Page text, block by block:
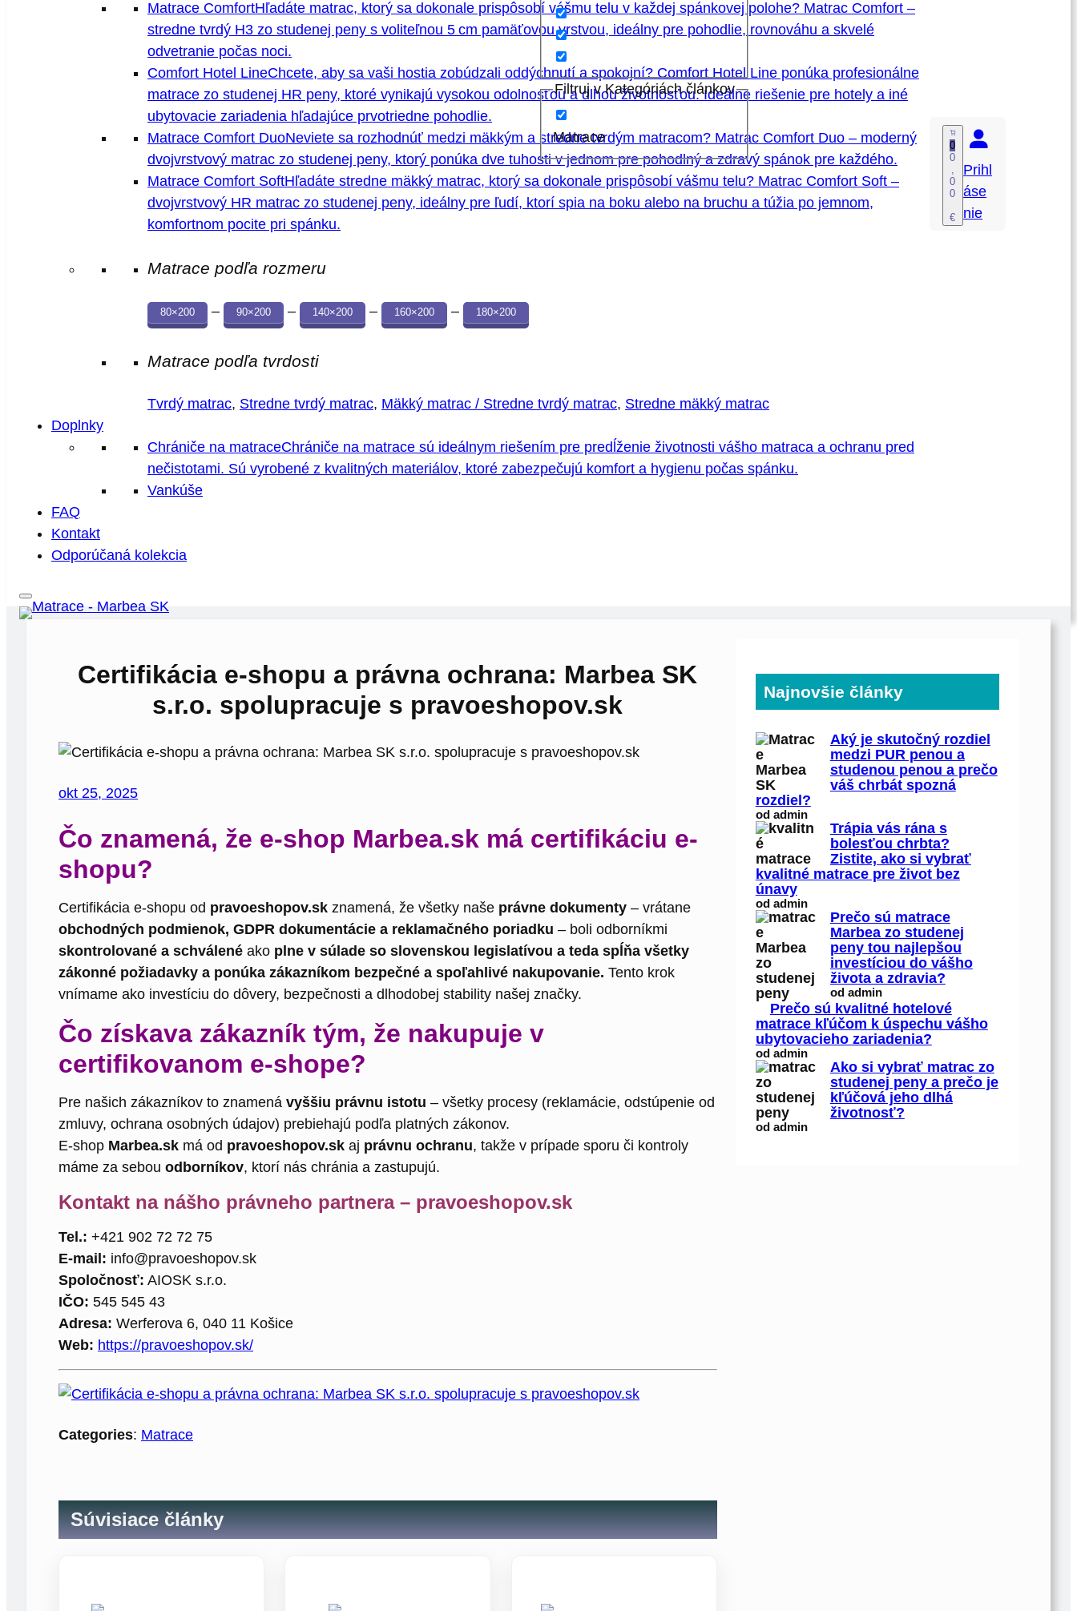
Filtruj v Kategóriách článkov
Matrace
Matrace ComfortHľadáte matrac, ktorý sa dokonale prispôsobí vášmu telu v každej spánkovej polohe? Matrac Comfort –
stredne tvrdý H3 zo studenej peny s voliteľnou 5 cm pamäťovou vrstvou, ideálny pre pohodlie, rovnováhu a skvelé
odvetranie počas noci.
Comfort Hotel LineChcete, aby sa vaši hostia zobúdzali oddýchnutí a spokojní? Comfort Hotel Line ponúka profesionálne
matrace zo studenej HR peny, ktoré vynikajú vysokou odolnosťou a dlhou životnosťou. Ideálne riešenie pre hotely a iné
ubytovacie zariadenia hľadajúce prvotriedne pohodlie.
Matrace Comfort DuoNeviete sa rozhodnúť medzi mäkkým a stredne tvrdým matracom? Matrac Comfort Duo – moderný
dvojvrstvový matrac zo studenej peny, ktorý ponúka dve tuhosti v jednom pre pohodlný a zdravý spánok pre každého.
Matrace Comfort SoftHľadáte stredne mäkký matrac, ktorý sa dokonale prispôsobí vášmu telu? Matrac Comfort Soft –
dvojvrstvový HR matrac zo studenej peny, ideálny pre ľudí, ktorí spia na boku alebo na bruchu a túžia po jemnom,
komfortnom pocite pri spánku.
Matrace podľa rozmeru
80×200 – 90×200 – 140×200 – 160×200 – 180×200
Matrace podľa tvrdosti
Tvrdý matrac, Stredne tvrdý matrac, Mäkký matrac / Stredne tvrdý matrac, Stredne mäkký matrac
Doplnky
Chrániče na matraceChrániče na matrace sú ideálnym riešením pre predĺženie životnosti vášho matraca a ochranu pred
nečistotami. Sú vyrobené z kvalitných materiálov, ktoré zabezpečujú komfort a hygienu počas spánku.
Vankúše
FAQ
Kontakt
Odporúčaná kolekcia
0
0
0
0
€
Prihl
áse
nie
Certifikácia e-shopu a právna ochrana: Marbea SK
s.r.o. spolupracuje s pravoeshopov.sk
okt 25, 2025
Čo znamená, že e-shop Marbea.sk má certifikáciu e-
shopu?
Certifikácia e-shopu od pravoeshopov.sk znamená, že všetky naše právne dokumenty – vrátane
obchodných podmienok, GDPR dokumentácie a reklamačného poriadku – boli odborníkmi
skontrolované a schválené ako plne v súlade so slovenskou legislatívou a teda spĺňa všetky
zákonné požiadavky a ponúka zákazníkom bezpečné a spoľahlivé nakupovanie. Tento krok
vnímame ako investíciu do dôvery, bezpečnosti a dlhodobej stability našej značky.
Čo získava zákazník tým, že nakupuje v
certifikovanom e-shope?
Pre našich zákazníkov to znamená vyššiu právnu istotu – všetky procesy (reklamácie, odstúpenie od
zmluvy, ochrana osobných údajov) prebiehajú podľa platných zákonov.
E-shop Marbea.sk má od pravoeshopov.sk aj právnu ochranu, takže v prípade sporu či kontroly
máme za sebou odborníkov, ktorí nás chránia a zastupujú.
Kontakt na nášho právneho partnera – pravoeshopov.sk
Tel.: +421 902 72 72 75
E-mail: info@pravoeshopov.sk
Spoločnosť: AIOSK s.r.o.
IČO: 545 545 43
Adresa: Werferova 6, 040 11 Košice
Web: https://pravoeshopov.sk/
Categories: Matrace
Súvisiace články
Najnovšie články
Aký je skutočný rozdiel
medzi PUR penou a
studenou penou a prečo
váš chrbát spozná
rozdiel?
od admin
Trápia vás rána s
bolesťou chrbta?
Zistite, ako si vybrať
kvalitné matrace pre život bez
únavy
od admin
Prečo sú matrace
Marbea zo studenej
peny tou najlepšou
investíciou do vášho
života a zdravia?
od admin
Prečo sú kvalitné hotelové
matrace kľúčom k úspechu vášho
ubytovacieho zariadenia?
od admin
Ako si vybrať matrac zo
studenej peny a prečo je
kľúčová jeho dlhá
životnosť?
od admin